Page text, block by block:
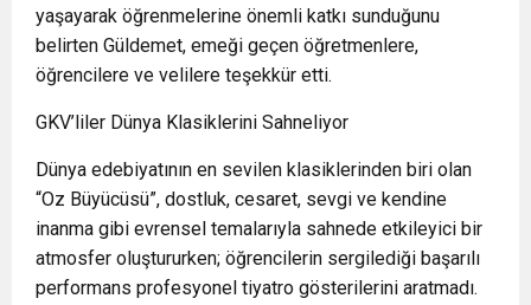
yaşayarak öğrenmelerine önemli katkı sunduğunu
belirten Güldemet, emeği geçen öğretmenlere,
öğrencilere ve velilere teşekkür etti.
GKV’liler Dünya Klasiklerini Sahneliyor
Dünya edebiyatının en sevilen klasiklerinden biri olan
“Oz Büyücüsü”, dostluk, cesaret, sevgi ve kendine
inanma gibi evrensel temalarıyla sahnede etkileyici bir
atmosfer oluştururken; öğrencilerin sergilediği başarılı
performans profesyonel tiyatro gösterilerini aratmadı.